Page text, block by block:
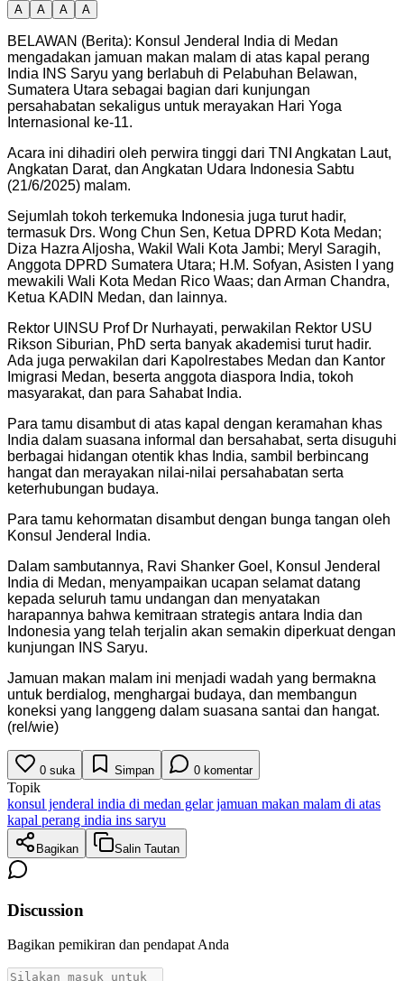
A A A A
BELAWAN (Berita): Konsul Jenderal India di Medan
mengadakan jamuan makan malam di atas kapal perang
India INS Saryu yang berlabuh di Pelabuhan Belawan,
Sumatera Utara sebagai bagian dari kunjungan
persahabatan sekaligus untuk merayakan Hari Yoga
Internasional ke-11.
Acara ini dihadiri oleh perwira tinggi dari TNI Angkatan Laut,
Angkatan Darat, dan Angkatan Udara Indonesia Sabtu
(21/6/2025) malam.
Sejumlah tokoh terkemuka Indonesia juga turut hadir,
termasuk Drs. Wong Chun Sen, Ketua DPRD Kota Medan;
Diza Hazra Aljosha, Wakil Wali Kota Jambi; Meryl Saragih,
Anggota DPRD Sumatera Utara; H.M. Sofyan, Asisten I yang
mewakili Wali Kota Medan Rico Waas; dan Arman Chandra,
Ketua KADIN Medan, dan lainnya.
Rektor UINSU Prof Dr Nurhayati, perwakilan Rektor USU
Rikson Siburian, PhD serta banyak akademisi turut hadir.
Ada juga perwakilan dari Kapolrestabes Medan dan Kantor
Imigrasi Medan, beserta anggota diaspora India, tokoh
masyarakat, dan para Sahabat India.
Para tamu disambut di atas kapal dengan keramahan khas
India dalam suasana informal dan bersahabat, serta disuguhi
berbagai hidangan otentik khas India, sambil berbincang
hangat dan merayakan nilai-nilai persahabatan serta
keterhubungan budaya.
Para tamu kehormatan disambut dengan bunga tangan oleh
Konsul Jenderal India.
Dalam sambutannya, Ravi Shanker Goel, Konsul Jenderal
India di Medan, menyampaikan ucapan selamat datang
kepada seluruh tamu undangan dan menyatakan
harapannya bahwa kemitraan strategis antara India dan
Indonesia yang telah terjalin akan semakin diperkuat dengan
kunjungan INS Saryu.
Jamuan makan malam ini menjadi wadah yang bermakna
untuk berdialog, menghargai budaya, dan membangun
koneksi yang langgeng dalam suasana santai dan hangat.
(rel/wie)
0 suka Simpan 0 komentar
Topik
konsul jenderal india di medan gelar jamuan makan malam di atas
kapal perang india ins saryu
Bagikan Salin Tautan
Discussion
Bagikan pemikiran dan pendapat Anda